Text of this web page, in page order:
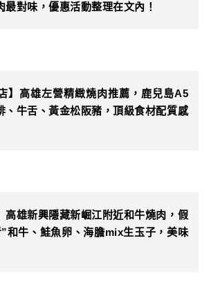
最對味，優惠活動整理在文內！
】高雄左營精緻燒肉推薦，鹿兒島A5
、牛舌、黃金松阪豬，頂級食材配質感
高雄新興隱藏新崛江附近和牛燒肉，假
”和牛、鮭魚卵、海膽mix生玉子，美味